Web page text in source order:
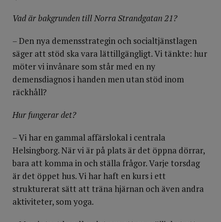
Vad är bakgrunden till Norra Strandgatan 21?
– Den nya demensstrategin och socialtjänstlagen
säger att stöd ska vara lättillgängligt. Vi tänkte: hur
möter vi invånare som står med en ny
demensdiagnos i handen men utan stöd inom
räckhåll?
Hur fungerar det?
– Vi har en gammal affärslokal i centrala
Helsingborg. När vi är på plats är det öppna dörrar,
bara att komma in och ställa frågor. Varje torsdag
är det öppet hus. Vi har haft en kurs i ett
strukturerat sätt att träna hjärnan och även andra
aktiviteter, som yoga.